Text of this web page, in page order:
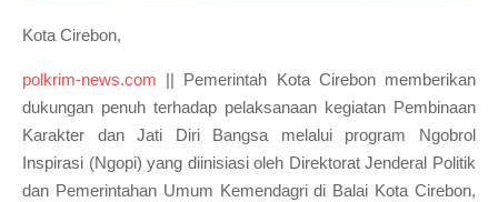
Kota Cirebon,
polkrim-news.com || Pemerintah Kota Cirebon memberikan
dukungan penuh terhadap pelaksanaan kegiatan Pembinaan
Karakter dan Jati Diri Bangsa melalui program Ngobrol
Inspirasi (Ngopi) yang diinisiasi oleh Direktorat Jenderal Politik
dan Pemerintahan Umum Kemendagri di Balai Kota Cirebon,